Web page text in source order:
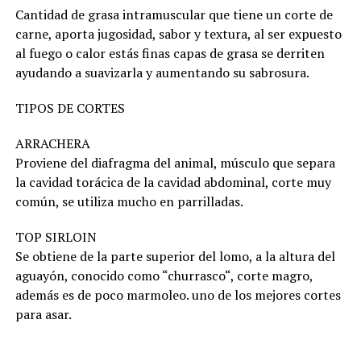
Cantidad de grasa intramuscular que tiene un corte de
carne, aporta jugosidad, sabor y textura, al ser expuesto
al fuego o calor estás finas capas de grasa se derriten
ayudando a suavizarla y aumentando su sabrosura.
TIPOS DE CORTES
ARRACHERA
Proviene del diafragma del animal, músculo que separa
la cavidad torácica de la cavidad abdominal, corte muy
común, se utiliza mucho en parrilladas.
TOP SIRLOIN
Se obtiene de la parte superior del lomo, a la altura del
aguayón, conocido como “churrasco“, corte magro,
además es de poco marmoleo. uno de los mejores cortes
para asar.